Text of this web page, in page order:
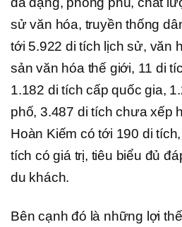
sử văn hóa, truyền thống
tới 5.922 di tích lịch sử, văn
sản văn hóa thế giới, 11 di
1.182 di tích cấp quốc gia,
phố, 3.487 di tích chưa xếp
Hoàn Kiếm có tới 190 di
tích có giá trị, tiêu biểu đủ
du khách.
Bên cạnh đó là những lợi